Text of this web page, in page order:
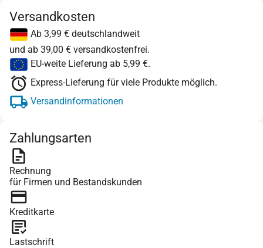
Versandkosten
Ab 3,99 € deutschlandweit
und ab 39,00 € versandkostenfrei.
EU-weite Lieferung ab 5,99 €.
Express-Lieferung für viele Produkte möglich.
Versandinformationen
Zahlungsarten
Rechnung
für Firmen und Bestandskunden
Kreditkarte
Lastschrift